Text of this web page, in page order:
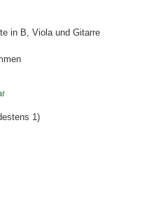
in B, Viola und Gitarre
1)